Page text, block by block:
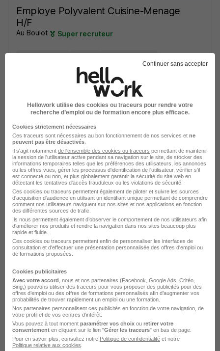
Employe Polyvalent Cuisine-Menage
H/F
Au Boulot Super recruteur
Plongeur H/F
Eureka Toulouse
Toulouse - 31 Intérim 2 jours
Voir l’offre
il y a 17 jours
Cuisinier - Cuisinière H/F
Temporis Interim
Toulouse - 31 Intérim
Continuer sans accepter
Hellowork utilise des cookies ou traceurs pour rendre votre
recherche d’emploi ou de formation encore plus efficace.
Cookies strictement nécessaires
Ces traceurs sont nécessaires au bon fonctionnement de nos services et ne
peuvent pas être désactivés
Il s'agit notamment de l'ensemble des cookies ou traceurs permettant de maintenir
la session de l'utilisateur active pendant sa navigation sur le site, de stocker des
informations temporaires telles que les préférences des utilisateurs, les annonces
ou les offres vues, gérer les processus d'identification de l'utilisateur, vérifier s'il
est connecté ou non, et plus globalement garantir la sécurité du site web en
détectant les tentatives d'accès frauduleux ou les violations de sécurité.
Ces cookies ou traceurs permettent également de piloter et suivre les sources
d'acquisition d'audience en utilisant un identifiant unique permettant de comprendre
comment nos utilisateurs naviguent sur nos sites et nos applications en fonction
des différentes sources de trafic.
Ils nous permettent également d’observer le comportement de nos utilisateurs afin
d'améliorer nos produits et rendre la navigation dans nos sites beaucoup plus
rapide et fluide.
Ces cookies ou traceurs permettent enfin de personnaliser les interfaces de
consultation et d'effectuer une présentation personnalisée des offres d'emploi ou
de formations proposées.
Cookies publicitaires
Avec votre accord , nous et nos partenaires (Facebook, Google Ads , Critéo,
Bing,) pouvons utiliser des traceurs pour vous proposer des publicités pour des
offres d’emploi ou des offres de formations personnalisés afin d’augmenter vos
probabilités de trouver rapidement un emploi ou une formation.
Nos partenaires personnalisent ces publicités en fonction de votre navigation, de
votre profil et de vos centres d’intérêt.
Vous pouvez à tout moment paramétrer vos choix ou retirer votre
consentement en cliquant sur le lien "Gérer les traceurs" en bas de page.
Pour en savoir plus, consultez notre Politique de confidentialité et notre
Politique relative aux cookies